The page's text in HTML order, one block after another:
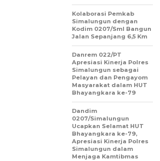
Kolaborasi Pemkab
Simalungun dengan
Kodim 0207/Sml Bangun
Jalan Sepanjang 6,5 Km
Danrem 022/PT
Apresiasi Kinerja Polres
Simalungun sebagai
Pelayan dan Pengayom
Masyarakat dalam HUT
Bhayangkara ke-79
Dandim
0207/Simalungun
Ucapkan Selamat HUT
Bhayangkara ke-79,
Apresiasi Kinerja Polres
Simalungun dalam
Menjaga Kamtibmas